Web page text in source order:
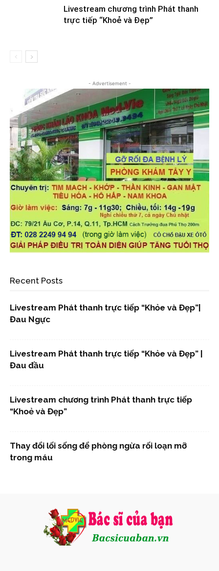
Livestream chương trình Phát thanh
trực tiếp “Khoẻ và Đẹp”
- Advertisement -
Recent Posts
Livestream Phát thanh trực tiếp “Khỏe và Đẹp”|
Đau Ngực
Livestream Phát thanh trực tiếp “Khỏe và Đẹp” |
Đau đầu
Livestream chương trình Phát thanh trực tiếp
“Khoẻ và Đẹp”
Thay đổi lối sống để phòng ngừa rối loạn mỡ
trong máu